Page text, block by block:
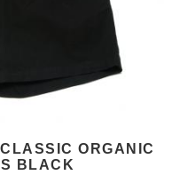
ORGANIC
BLACK